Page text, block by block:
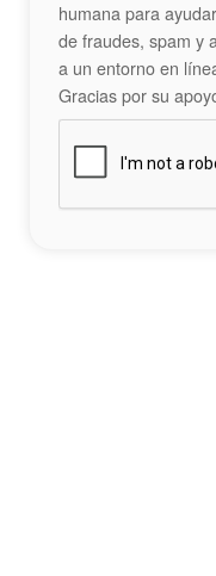
humana para
de fraudes, spam y
a un entorno en
Gracias por su